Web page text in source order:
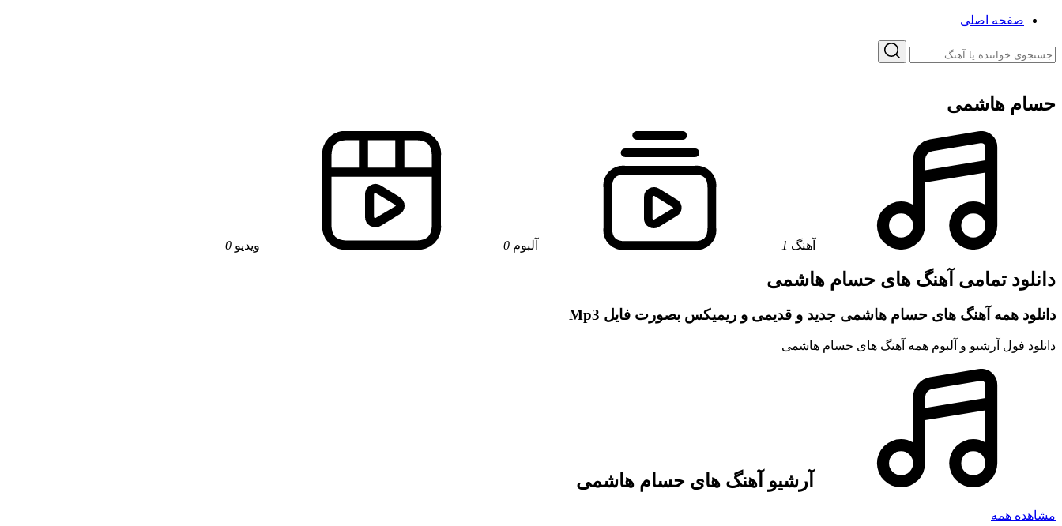
صفحه اصلی
حسام هاشمی
آهنگ 1 آلبوم 0 ویدیو 0
دانلود تمامی آهنگ های حسام هاشمی
دانلود همه آهنگ های حسام هاشمی جدید و قدیمی و ریمیکس بصورت فایل Mp3
دانلود فول آرشیو و آلبوم همه آهنگ های حسام هاشمی
آرشیو آهنگ های حسام هاشمی
مشاهده همه